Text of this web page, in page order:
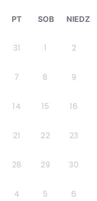
PT SOB NIEDZ
31 1 2
7 8 9
14 15 16
21 22 23
28 29 30
4 5 6